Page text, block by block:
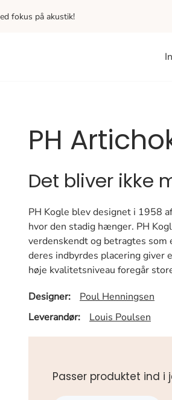
fokus på akustik!
PH
Det bliver ikke
PH Kogle blev designet i 1958
hvor den stadig hænger. PH
verdenskendt og betragtes
deres indbyrdes placering
høje kvalitetsniveau foregår
Designer:
Poul Henningsen
Leverandør:
Louis Poulsen
Passer produktet ind i